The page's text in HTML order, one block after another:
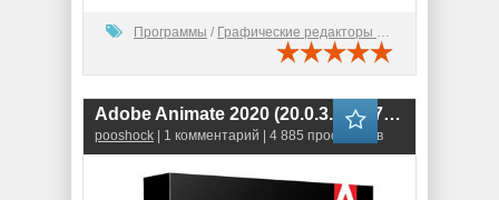
Программы / Графические редакторы (2D)
Adobe Animate 2020 (20.0.3.25487) RePack
pooshock | 1 комментарий | 4 885 просмотров